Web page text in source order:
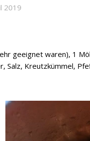
2019
geeignet waren), 1
Kreutzkümmel,